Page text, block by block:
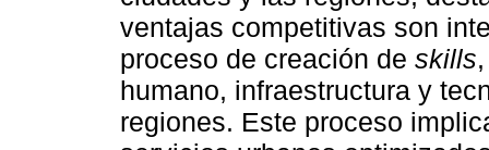
ventajas competitivas son
proceso de creación de skills
humano, infraestructura y
regiones. Este proceso